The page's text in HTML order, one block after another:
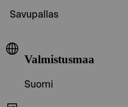
Savupallas
Valmistusmaa
Suomi